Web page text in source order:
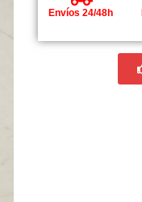
Envíos 24/48h